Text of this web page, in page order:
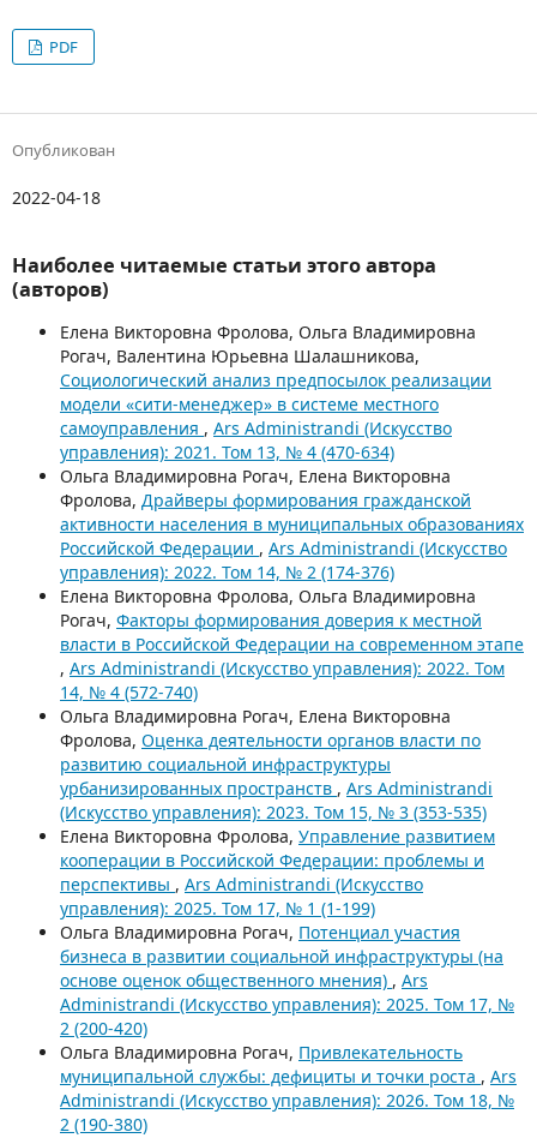
PDF
Опубликован
2022-04-18
Наиболее читаемые статьи этого автора
(авторов)
Елена Викторовна Фролова, Ольга Владимировна
Рогач, Валентина Юрьевна Шалашникова,
Социологический анализ предпосылок реализации
модели «сити-менеджер» в системе местного
самоуправления , Ars Administrandi (Искусство
управления): 2021. Том 13, № 4 (470-634)
Ольга Владимировна Рогач, Елена Викторовна
Фролова, Драйверы формирования гражданской
активности населения в муниципальных образованиях
Российской Федерации , Ars Administrandi (Искусство
управления): 2022. Том 14, № 2 (174-376)
Елена Викторовна Фролова, Ольга Владимировна
Рогач, Факторы формирования доверия к местной
власти в Российской Федерации на современном этапе
, Ars Administrandi (Искусство управления): 2022. Том
14, № 4 (572-740)
Ольга Владимировна Рогач, Елена Викторовна
Фролова, Оценка деятельности органов власти по
развитию социальной инфраструктуры
урбанизированных пространств , Ars Administrandi
(Искусство управления): 2023. Том 15, № 3 (353-535)
Елена Викторовна Фролова, Управление развитием
кооперации в Российской Федерации: проблемы и
перспективы , Ars Administrandi (Искусство
управления): 2025. Том 17, № 1 (1-199)
Ольга Владимировна Рогач, Потенциал участия
бизнеса в развитии социальной инфраструктуры (на
основе оценок общественного мнения) , Ars
Administrandi (Искусство управления): 2025. Том 17, №
2 (200-420)
Ольга Владимировна Рогач, Привлекательность
муниципальной службы: дефициты и точки роста , Ars
Administrandi (Искусство управления): 2026. Том 18, №
2 (190-380)